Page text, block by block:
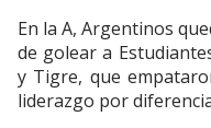
En la A, Argentinos
de golear a
y Tigre, que
liderazgo por